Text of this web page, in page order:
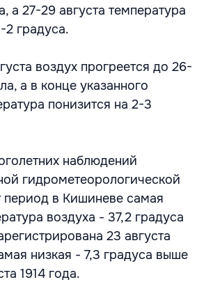
а 27-29 августа температура
2 градуса.
воздух прогреется до 26-
а в конце указанного
понизится на 2-3
наблюдений
гидрометеорологической
период в Кишиневе самая
воздуха - 37,2 градуса
23 августа
низкая - 7,3 градуса выше
1914 года.